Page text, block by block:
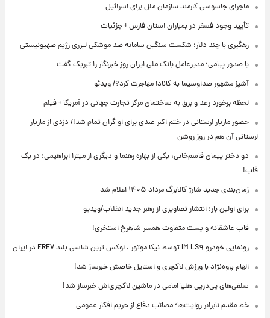
ماجرای جاسوسی کارمند سازمان ملل برای اسرائیل
تأیید وجود فسفر در بمباران استان فارس + جزئیات
رهگیری با چند دلار؛ شکست سنگین سامانه ضد موشکی لیزری رژیم صهیونیستی
با صدور پیامی؛ مدیرعامل بانک ملی ایران روز خبرنگار را تبریک گفت
آشپز مشهور صداوسیما به کانادا مهاجرت کرد؟/ ویدئو
لحظه برخورد رعد و برق به ساختمان مرکز تجارت جهانی در آمریکا + فیلم
حضور مازیار لرستانی در ختم اکبر عبدی برای او گران تمام شد!/ دزدی از مازیار
لرستانی آن هم در روز روشن
دو دختر پیمان قاسم‌خانی، یکی از بهاره رهنما و دیگری از میترا ابراهیمی؛ در یک
قاب!
زمان‌بندی جدید شارژ کالابرگ مرداد ۱۴۰۵ اعلام شد
برای اولین بار؛ انتشار تصاویری از رهبر جدید انقلاب/ویدیو
قاب عاشقانه و پست متفاوت همسر شاهرخ استخری!
رونمایی خودرو IM LS۹ توسط نیکا موتور ، لوکس ترین شاسی بلند EREV در ایران
الهام پاوه‌نژاد با ورزش لاکچری و استایل خاصش خبرساز شد!
سلفی‌های پی‌درپی هلیا امامی در ماشین لاکچری‌اش خبرساز شد!
خط مقدم نابرابر روایت‌ها؛ مصائب دفاع از حریم افکار عمومی